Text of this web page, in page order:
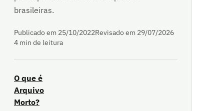
brasileiras.
Publicado em 25/10/2022Revisado em 29/07/2026
4 min de leitura
O que é
Arquivo
Morto?